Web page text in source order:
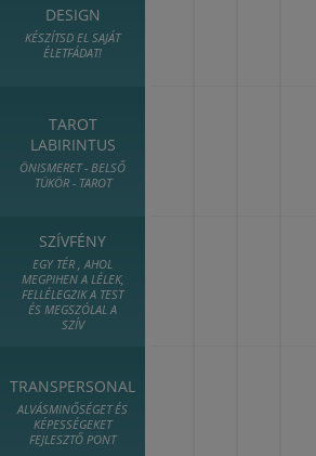
DESIGN
KÉSZÍTSD EL SAJÁT
ÉLETFÁDAT!
TAROT
LABIRINTUS
ÖNISMERET - BELSŐ
TÜKÖR - TAROT
SZÍVFÉNY
EGY TÉR , AHOL
MEGPIHEN A LÉLEK,
FELLÉLEGZIK A TEST
ÉS MEGSZÓLAL A
SZÍV
TRANSPERSONAL
ALVÁSMINŐSÉGET ÉS
KÉPESSÉGEKET
FEJLESZTŐ PONT